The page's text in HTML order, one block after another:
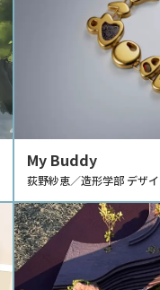
My Buddy
荻野紗恵／造形学部 デザ